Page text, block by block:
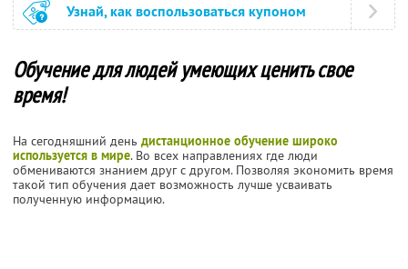
Узнай, как воспользоваться купоном
Обучение для людей умеющих ценить свое
время!
На сегодняшний день дистанционное обучение широко
используется в мире. Во всех направлениях где люди
обмениваются знанием друг с другом. Позволяя экономить время
такой тип обучения дает возможность лучше усваивать
полученную информацию.